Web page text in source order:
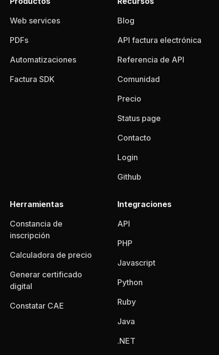
Web services
PDFs
Automatizaciones
Factura SDK
Blog
API factura electrónica
Referencia de API
Comunidad
Precio
Status page
Contacto
Login
Github
Herramientas
Constancia de
inscripción
Calculadora de precio
Generar certificado
digital
Constatar CAE
Integraciones
API
PHP
Javascript
Python
Ruby
Java
.NET